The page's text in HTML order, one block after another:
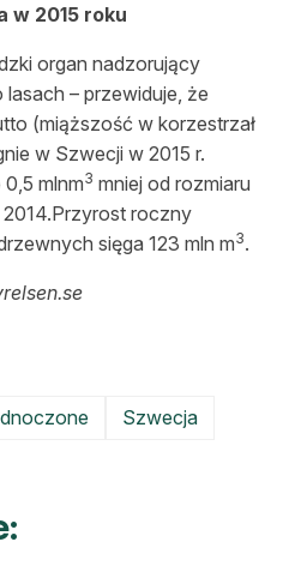
w 2015 roku
organ nadzorujący
– przewiduje, że
(miąższość w korzestrzał
w Szwecji w 2015 r.
0,5 mlnm3 mniej od rozmiaru
roczny
sięga 123 mln m3.
Szwecja